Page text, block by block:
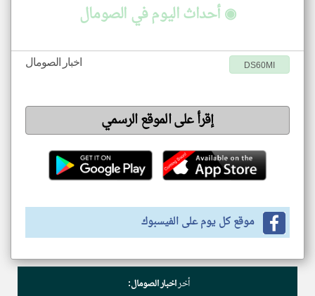
◉ أحداث اليوم في الصومال
اخبار الصومال DS60MI
إقرأ على الموقع الرسمي
موقع كل يوم على الفيسبوك
أخراخبار الصومال: